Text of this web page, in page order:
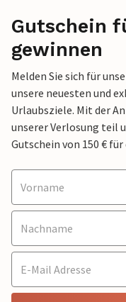
Gutschein
gewinnen
Melden Sie sich für
unsere neuesten und
Urlaubsziele. Mit der
unserer Verlosung teil
Gutschein von 150 €